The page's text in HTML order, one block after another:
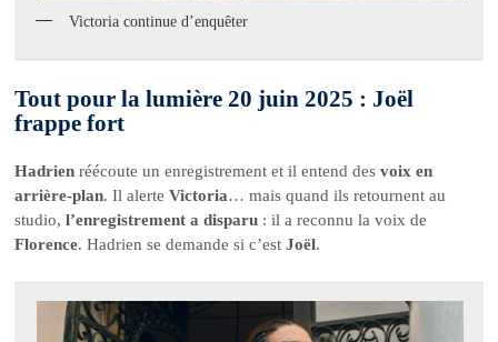
Victoria continue d’enquêter
Tout pour la lumière 20 juin 2025 : Joël
frappe fort
Hadrien réécoute un enregistrement et il entend desvoix en
arrière-plan. Il alerteVictoria… mais quand ils retournent au
studio,l’enregistrement a disparu : il a reconnu la voix de
Florence. Hadrien se demande si c’estJoël.